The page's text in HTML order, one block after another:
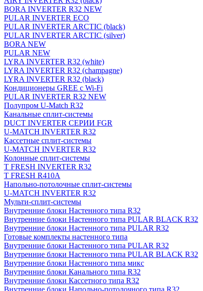
BORA INVERTER R32 NEW
PULAR INVERTER ECO
PULAR INVERTER ARCTIC (black)
PULAR INVERTER ARCTIC (silver)
BORA NEW
PULAR NEW
LYRA INVERTER R32 (white)
LYRA INVERTER R32 (champagne)
LYRA INVERTER R32 (black)
Кондиционеры GREE с Wi-Fi
PULAR INVERTER R32 NEW
Полупром U-Match R32
Канальные сплит-системы
DUCT INVERTER СЕРИИ FGR
U-MATCH INVERTER R32
Кассетные сплит-системы
U-MATCH INVERTER R32
Колонные сплит-системы
T FRESH INVERTER R32
T FRESH R410A
Напольно-потолочные сплит-системы
U-MATCH INVERTER R32
Мульти-сплит-системы
Внутренние блоки Настенного типа R32
Внутренние блоки Настенного типа PULAR BLACK R32
Внутренние блоки Настенного типа PULAR R32
Готовые комплекты настенного типа
Внутренние блоки Настенного типа PULAR R32
Внутренние блоки Настенного типа PULAR BLACK R32
Внутренние блоки Настенного типа микс
Внутренние блоки Канального типа R32
Внутренние блоки Кассетного типа R32
Внутренние блоки Напольно-потолочного типа R32